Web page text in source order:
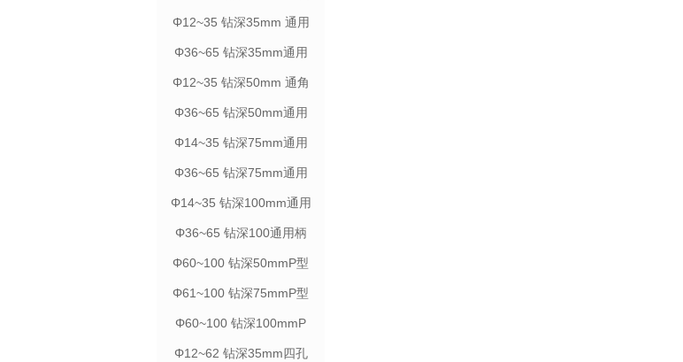
Φ12~35 钻深35mm 通用
Φ36~65 钻深35mm通用
Φ12~35 钻深50mm 通角
Φ36~65 钻深50mm通用
Φ14~35 钻深75mm通用
Φ36~65 钻深75mm通用
Φ14~35 钻深100mm通用
Φ36~65 钻深100通用柄
Φ60~100 钻深50mmP型
Φ61~100 钻深75mmP型
Φ60~100 钻深100mmP
Φ12~62 钻深35mm四孔